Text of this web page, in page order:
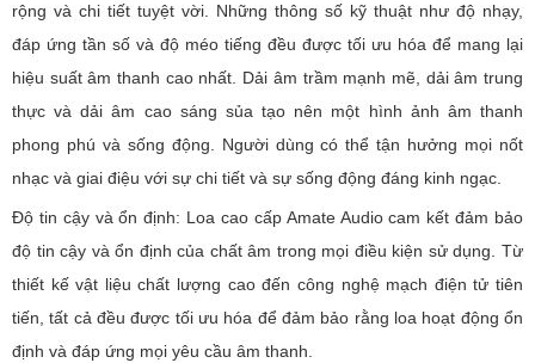
rộng và chi tiết tuyệt vời. Những thông số kỹ thuật như độ nhạy,
đáp ứng tần số và độ méo tiếng đều được tối ưu hóa để mang lại
hiệu suất âm thanh cao nhất. Dải âm trầm mạnh mẽ, dải âm trung
thực và dải âm cao sáng sủa tạo nên một hình ảnh âm thanh
phong phú và sống động. Người dùng có thể tận hưởng mọi nốt
nhạc và giai điệu với sự chi tiết và sự sống động đáng kinh ngạc.
Độ tin cậy và ổn định: Loa cao cấp Amate Audio cam kết đảm bảo
độ tin cậy và ổn định của chất âm trong mọi điều kiện sử dụng. Từ
thiết kế vật liệu chất lượng cao đến công nghệ mạch điện tử tiên
tiến, tất cả đều được tối ưu hóa để đảm bảo rằng loa hoạt động ổn
định và đáp ứng mọi yêu cầu âm thanh.